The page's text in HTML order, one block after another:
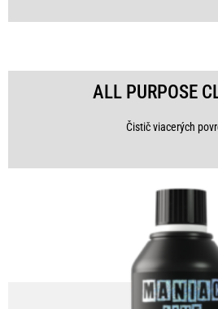
ALL PURPOSE
Čistič viacerých